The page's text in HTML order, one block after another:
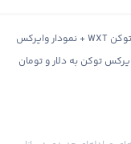
قیمت وایرکس توکن Wirex + قیمت لحظه ای وایرکس توکن WXT + نمودار وایرکس
توکن به دلار و تومان